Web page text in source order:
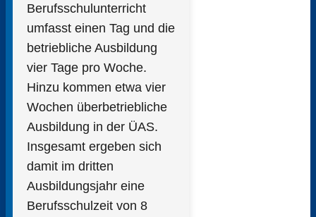
Berufsschulunterricht
umfasst einen Tag und die
betriebliche Ausbildung
vier Tage pro Woche.
Hinzu kommen etwa vier
Wochen überbetriebliche
Ausbildung in der ÜAS.
Insgesamt ergeben sich
damit im dritten
Ausbildungsjahr eine
Berufsschulzeit von 8